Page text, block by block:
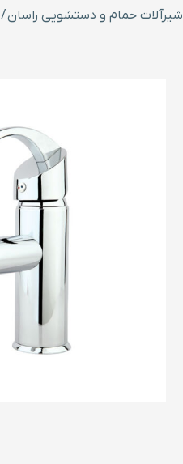
شیرآلات حمام و دستشویی راسان/